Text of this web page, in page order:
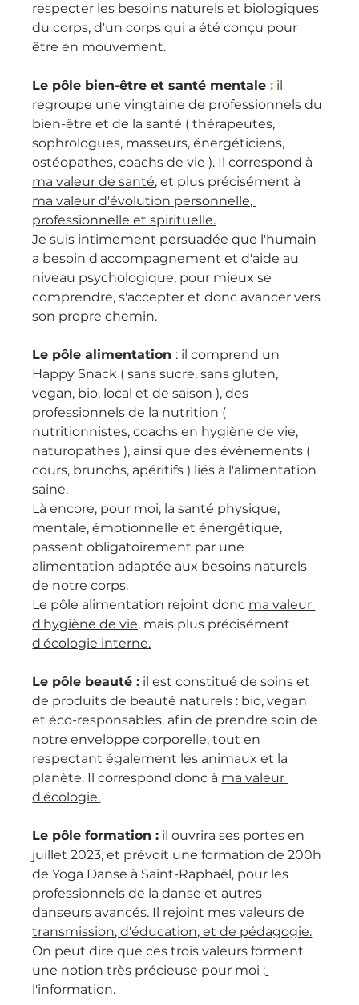
respecter les besoins naturels et biologiques
du corps, d'un corps qui a été conçu pour
être en mouvement.
Le pôle bien-être et santé mentale : il
regroupe une vingtaine de professionnels du
bien-être et de la santé ( thérapeutes,
sophrologues, masseurs, énergéticiens,
ostéopathes, coachs de vie ). Il correspond à
ma valeur de santé, et plus précisément à
ma valeur d'évolution personnelle,
professionnelle et spirituelle.
Je suis intimement persuadée que l'humain
a besoin d'accompagnement et d'aide au
niveau psychologique, pour mieux se
comprendre, s'accepter et donc avancer vers
son propre chemin.
Le pôle alimentation : il comprend un
Happy Snack ( sans sucre, sans gluten,
vegan, bio, local et de saison ), des
professionnels de la nutrition (
nutritionnistes, coachs en hygiène de vie,
naturopathes ), ainsi que des évènements (
cours, brunchs, apéritifs ) liés à l'alimentation
saine.
Là encore, pour moi, la santé physique,
mentale, émotionnelle et énergétique,
passent obligatoirement par une
alimentation adaptée aux besoins naturels
de notre corps.
Le pôle alimentation rejoint donc ma valeur
d'hygiène de vie, mais plus précisément
d'écologie interne.
Le pôle beauté : il est constitué de soins et
de produits de beauté naturels : bio, vegan
et éco-responsables, afin de prendre soin de
notre enveloppe corporelle, tout en
respectant également les animaux et la
planète. Il correspond donc à ma valeur
d'écologie.
Le pôle formation : il ouvrira ses portes en
juillet 2023, et prévoit une formation de 200h
de Yoga Danse à Saint-Raphaël, pour les
professionnels de la danse et autres
danseurs avancés. Il rejoint mes valeurs de
transmission, d'éducation, et de pédagogie.
On peut dire que ces trois valeurs forment
une notion très précieuse pour moi :
l'information.